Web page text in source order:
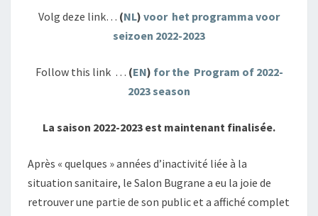
Volg deze link… (NL) voor het programma voor
seizoen 2022-2023
Follow this link … (EN) for the Program of 2022-
2023 season
La saison 2022-2023 est maintenant finalisée.
Après « quelques » années d’inactivité liée à la
situation sanitaire, le Salon Bugrane a eu la joie de
retrouver une partie de son public et a affiché complet